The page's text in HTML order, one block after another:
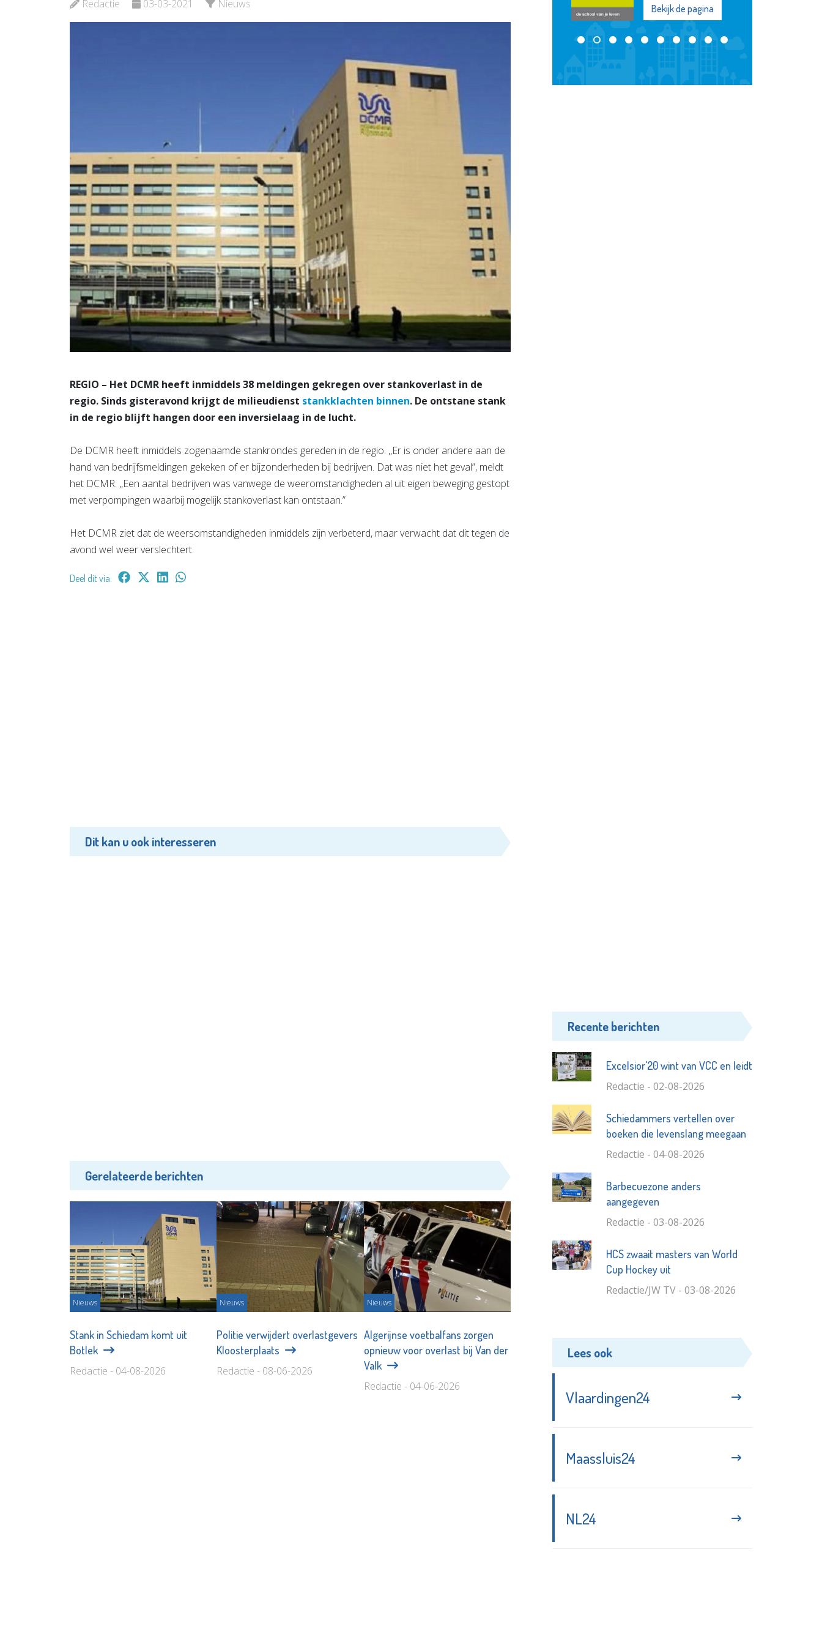
Redactie 03-03-2021 Nieuws
REGIO – Het DCMR heeft inmiddels 38 meldingen gekregen over stankoverlast in de
regio. Sinds gisteravond krijgt de milieudienst stankklachten binnen. De ontstane stank
in de regio blijft hangen door een inversielaag in de lucht.
De DCMR heeft inmiddels zogenaamde stankrondes gereden in de regio. ,,Er is onder andere aan de
hand van bedrijfsmeldingen gekeken of er bijzonderheden bij bedrijven. Dat was niet het geval”, meldt
het DCMR. ,,Een aantal bedrijven was vanwege de weeromstandigheden al uit eigen beweging gestopt
met verpompingen waarbij mogelijk stankoverlast kan ontstaan.”
Het DCMR ziet dat de weersomstandigheden inmiddels zijn verbeterd, maar verwacht dat dit tegen de
avond wel weer verslechtert.
Deel dit via:
Dit kan u ook interesseren
Gerelateerde berichten
Nieuws
Stank in Schiedam komt uit
Botlek
Redactie - 04-08-2026
Nieuws
Politie verwijdert overlastgevers
Kloosterplaats
Redactie - 08-06-2026
Nieuws
Algerijnse voetbalfans zorgen
opnieuw voor overlast bij Van der
Valk
Redactie - 04-06-2026
Bekijk de pagina
Bekijk de pagina
Bekijk de pagina
Recente berichten
Excelsior'20 wint van VCC en leidt
Redactie - 02-08-2026
Schiedammers vertellen over
boeken die levenslang meegaan
Redactie - 04-08-2026
Barbecuezone anders
aangegeven
Redactie - 03-08-2026
HCS zwaait masters van World
Cup Hockey uit
Redactie/JW TV - 03-08-2026
Lees ook
Vlaardingen24
Maassluis24
NL24